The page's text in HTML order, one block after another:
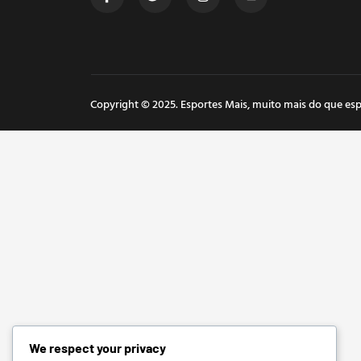
Copyright © 2025. Esportes Mais, muito mais do que
We respect your privacy